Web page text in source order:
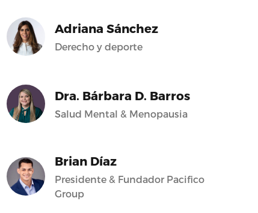
Adriana Sánchez
Derecho y deporte
Dra. Bárbara D. Barros
Salud Mental & Menopausia
Brian Díaz
Presidente & Fundador Pacifico
Group